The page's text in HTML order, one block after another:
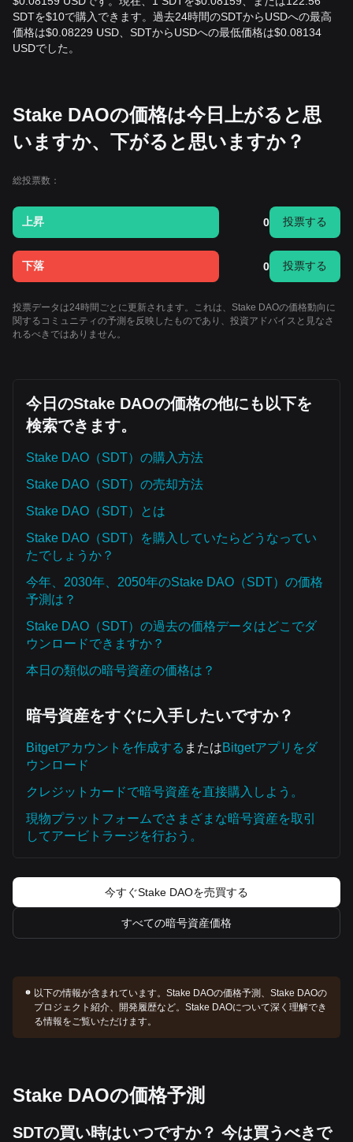
SDTを$10で購入できます。過去24時間のSDTからUSDへの最高
価格は$0.08229 USD、SDTからUSDへの最低価格は$0.08134
USDでした。
Stake DAOの価格は今日上がると思
いますか、下がると思いますか？
総投票数：
上昇 0 投票する
下落 0 投票する
投票データは24時間ごとに更新されます。これは、Stake DAOの価格動向に
関するコミュニティの予測を反映したものであり、投資アドバイスと見なさ
れるべきではありません。
今日のStake DAOの価格の他にも以下を
検索できます。
Stake DAO（SDT）の購入方法
Stake DAO（SDT）の売却方法
Stake DAO（SDT）とは
Stake DAO（SDT）を購入していたらどうなってい
たでしょうか？
今年、2030年、2050年のStake DAO（SDT）の価格
予測は？
Stake DAO（SDT）の過去の価格データはどこでダ
ウンロードできますか？
本日の類似の暗号資産の価格は？
暗号資産をすぐに入手したいですか？
Bitgetアカウントを作成する またはBitgetアプリをダ
ウンロード
クレジットカードで暗号資産を直接購入しよう。
現物プラットフォームでさまざまな暗号資産を取引
してアービトラージを行おう。
今すぐStake DAOを売買する
すべての暗号資産価格
以下の情報が含まれています。 Stake DAOの価格予測、Stake DAOの
プロジェクト紹介、開発履歴など。Stake DAOについて深く理解でき
る情報をご覧いただけます。
Stake DAOの価格予測
SDTの買い時はいつですか？ 今は買うべきで